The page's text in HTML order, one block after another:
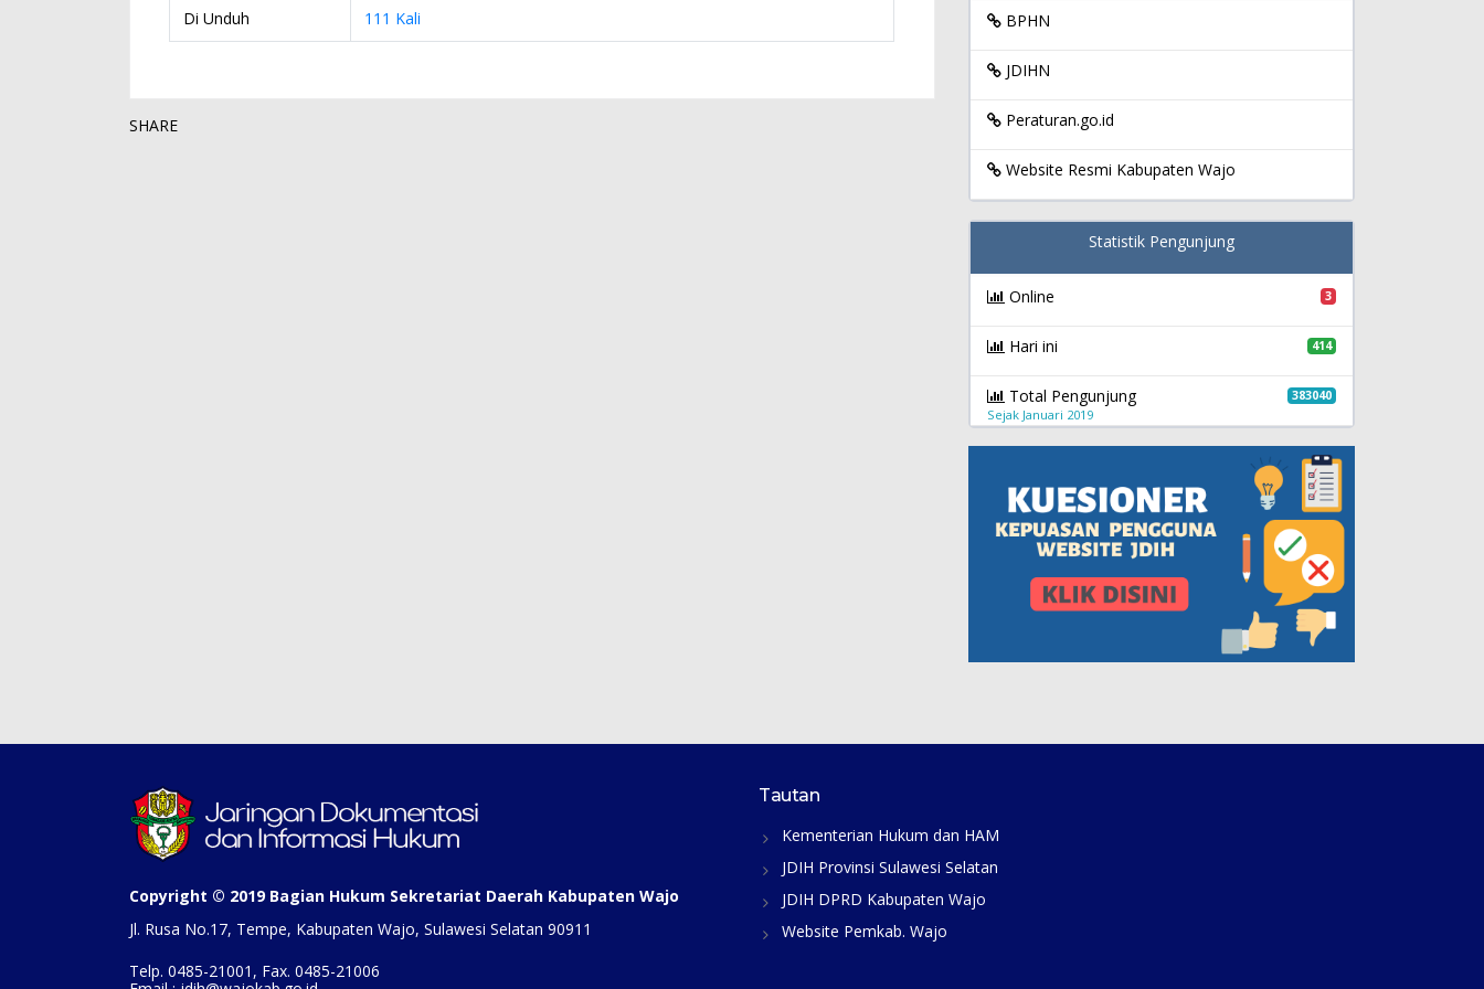
Di Unduh 111 Kali
SHARE
BPHN
JDIHN
Peraturan.go.id
Website Resmi Kabupaten Wajo
Statistik Pengunjung
Online 3
Hari ini 414
Total Pengunjung 383040
Sejak Januari 2019
Copyright © 2019 Bagian Hukum Sekretariat Daerah Kabupaten Wajo
Jl. Rusa No.17, Tempe, Kabupaten Wajo, Sulawesi Selatan 90911
Telp. 0485-21001, Fax. 0485-21006
Tautan
Kementerian Hukum dan HAM
JDIH Provinsi Sulawesi Selatan
JDIH DPRD Kabupaten Wajo
Website Pemkab. Wajo